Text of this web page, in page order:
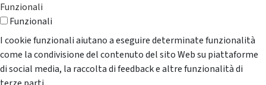
Funzionali
Funzionali
I cookie funzionali aiutano a eseguire determinate funzionalità
come la condivisione del contenuto del sito Web su piattaforme
di social media, la raccolta di feedback e altre funzionalità di